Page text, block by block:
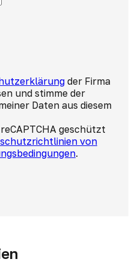
der Firma
und stimme der
Daten aus diesem
geschützt
von
.